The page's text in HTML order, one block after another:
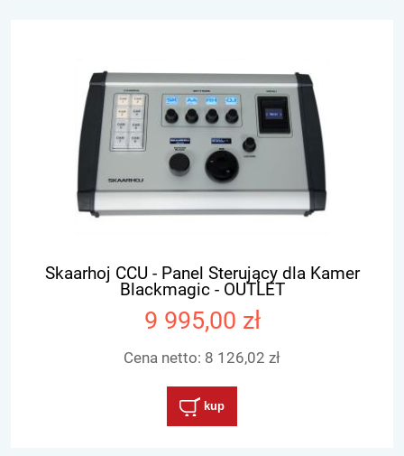
Skaarhoj CCU - Panel Sterujący dla Kamer
Blackmagic - OUTLET
9 995,00 zł
Cena netto: 8 126,02 zł
kup